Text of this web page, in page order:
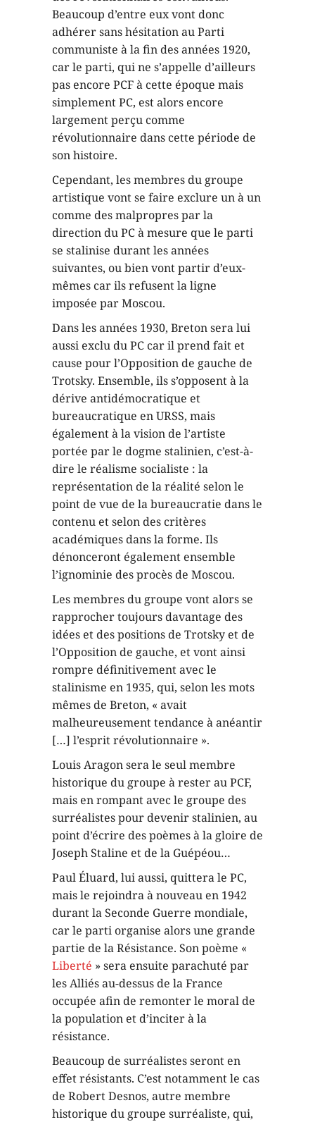
Beaucoup d’entre eux vont donc
adhérer sans hésitation au Parti
communiste à la fin des années 1920,
car le parti, qui ne s’appelle d’ailleurs
pas encore PCF à cette époque mais
simplement PC, est alors encore
largement perçu comme
révolutionnaire dans cette période de
son histoire.
Cependant, les membres du groupe
artistique vont se faire exclure un à un
comme des malpropres par la
direction du PC à mesure que le parti
se stalinise durant les années
suivantes, ou bien vont partir d’eux-
mêmes car ils refusent la ligne
imposée par Moscou.
Dans les années 1930, Breton sera lui
aussi exclu du PC car il prend fait et
cause pour l’Opposition de gauche de
Trotsky. Ensemble, ils s’opposent à la
dérive antidémocratique et
bureaucratique en URSS, mais
également à la vision de l’artiste
portée par le dogme stalinien, c’est-à-
dire le réalisme socialiste : la
représentation de la réalité selon le
point de vue de la bureaucratie dans le
contenu et selon des critères
académiques dans la forme. Ils
dénonceront également ensemble
l’ignominie des procès de Moscou.
Les membres du groupe vont alors se
rapprocher toujours davantage des
idées et des positions de Trotsky et de
l’Opposition de gauche, et vont ainsi
rompre définitivement avec le
stalinisme en 1935, qui, selon les mots
mêmes de Breton, « avait
malheureusement tendance à anéantir
[…] l’esprit révolutionnaire ».
Louis Aragon sera le seul membre
historique du groupe à rester au PCF,
mais en rompant avec le groupe des
surréalistes pour devenir stalinien, au
point d’écrire des poèmes à la gloire de
Joseph Staline et de la Guépéou…
Paul Éluard, lui aussi, quittera le PC,
mais le rejoindra à nouveau en 1942
durant la Seconde Guerre mondiale,
car le parti organise alors une grande
partie de la Résistance. Son poème «
Liberté » sera ensuite parachuté par
les Alliés au-dessus de la France
occupée afin de remonter le moral de
la population et d’inciter à la
résistance.
Beaucoup de surréalistes seront en
effet résistants. C’est notamment le cas
de Robert Desnos, autre membre
historique du groupe surréaliste, qui,